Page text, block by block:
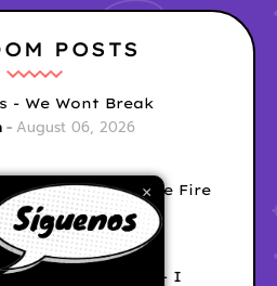
×
POSTS
- We Wont Break
August 06, 2026
- Her Hair's Like Fire
05, 2026
Rollercoaster - I